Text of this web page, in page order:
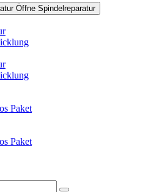
Öffne Spindelreparatur
Paket
Paket